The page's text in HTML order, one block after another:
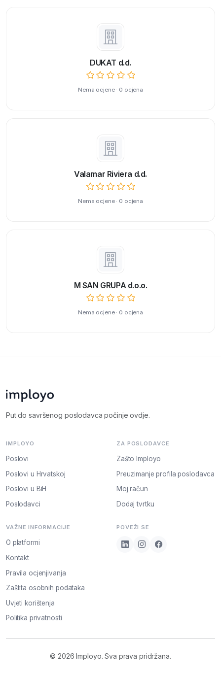
DUKAT d.d.
Nema ocjene · 0 ocjena
Valamar Riviera d.d.
Nema ocjene · 0 ocjena
M SAN GRUPA d.o.o.
Nema ocjene · 0 ocjena
Put do savršenog poslodavca počinje ovdje.
IMPLOYO
Poslovi
Poslovi u Hrvatskoj
Poslovi u BiH
Poslodavci
ZA POSLODAVCE
Zašto Imployo
Preuzimanje profila poslodavca
Moj račun
Dodaj tvrtku
VAŽNE INFORMACIJE
O platformi
Kontakt
Pravila ocjenjivanja
Zaštita osobnih podataka
Uvjeti korištenja
Politika privatnosti
POVEŽI SE
© 2026 Imployo. Sva prava pridržana.